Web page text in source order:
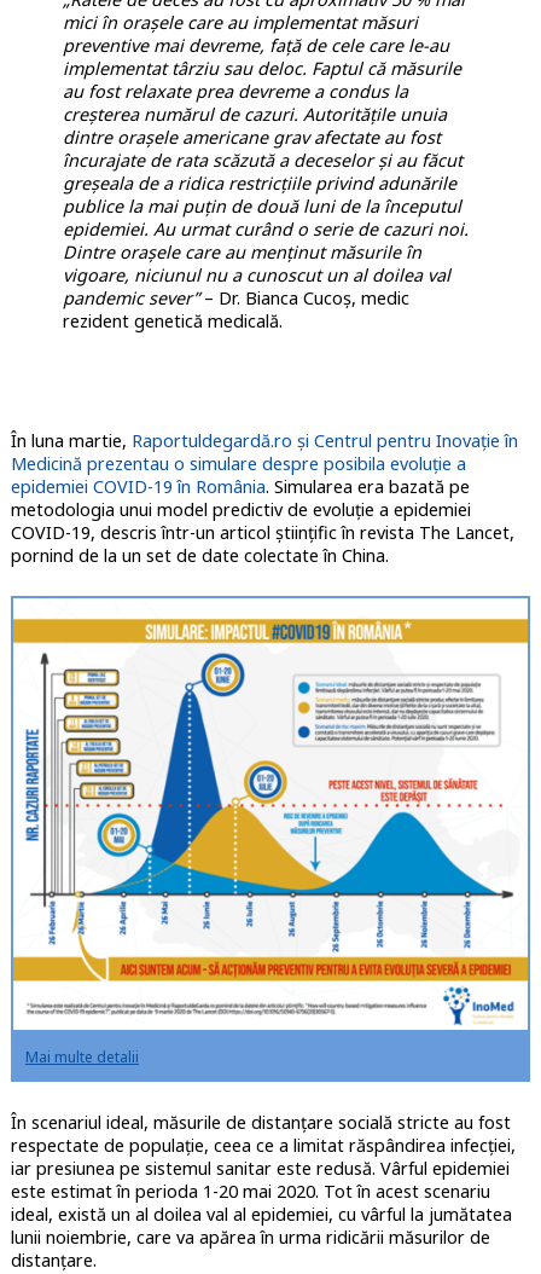
mici în orașele care au implementat măsuri
preventive mai devreme, față de cele care le-au
implementat târziu sau deloc. Faptul că măsurile
au fost relaxate prea devreme a condus la
creșterea numărul de cazuri. Autoritățile unuia
dintre orașele americane grav afectate au fost
încurajate de rata scăzută a deceselor și au făcut
greșeala de a ridica restricțiile privind adunările
publice la mai puțin de două luni de la începutul
epidemiei. Au urmat curând o serie de cazuri noi.
Dintre orașele care au menținut măsurile în
vigoare, niciunul nu a cunoscut un al doilea val
pandemic sever”– Dr. Bianca Cucoș, medic
rezident genetică medicală.
În luna martie, Raportuldegardă.ro și Centrul pentru Inovație în
Medicină prezentau o simulare despre posibila evoluție a
epidemiei COVID-19 în România. Simularea era bazată pe
metodologia unui model predictiv de evoluție a epidemiei
COVID-19, descris într-un articol științific în revista The Lancet,
pornind de la un set de date colectate în China.
Mai multe detalii
În scenariul ideal, măsurile de distanțare socială stricte au fost
respectate de populație, ceea ce a limitat răspândirea infecției,
iar presiunea pe sistemul sanitar este redusă. Vârful epidemiei
este estimat în perioda 1-20 mai 2020. Tot în acest scenariu
ideal, există un al doilea val al epidemiei, cu vârful la jumătatea
lunii noiembrie, care va apărea în urma ridicării măsurilor de
distanțare.